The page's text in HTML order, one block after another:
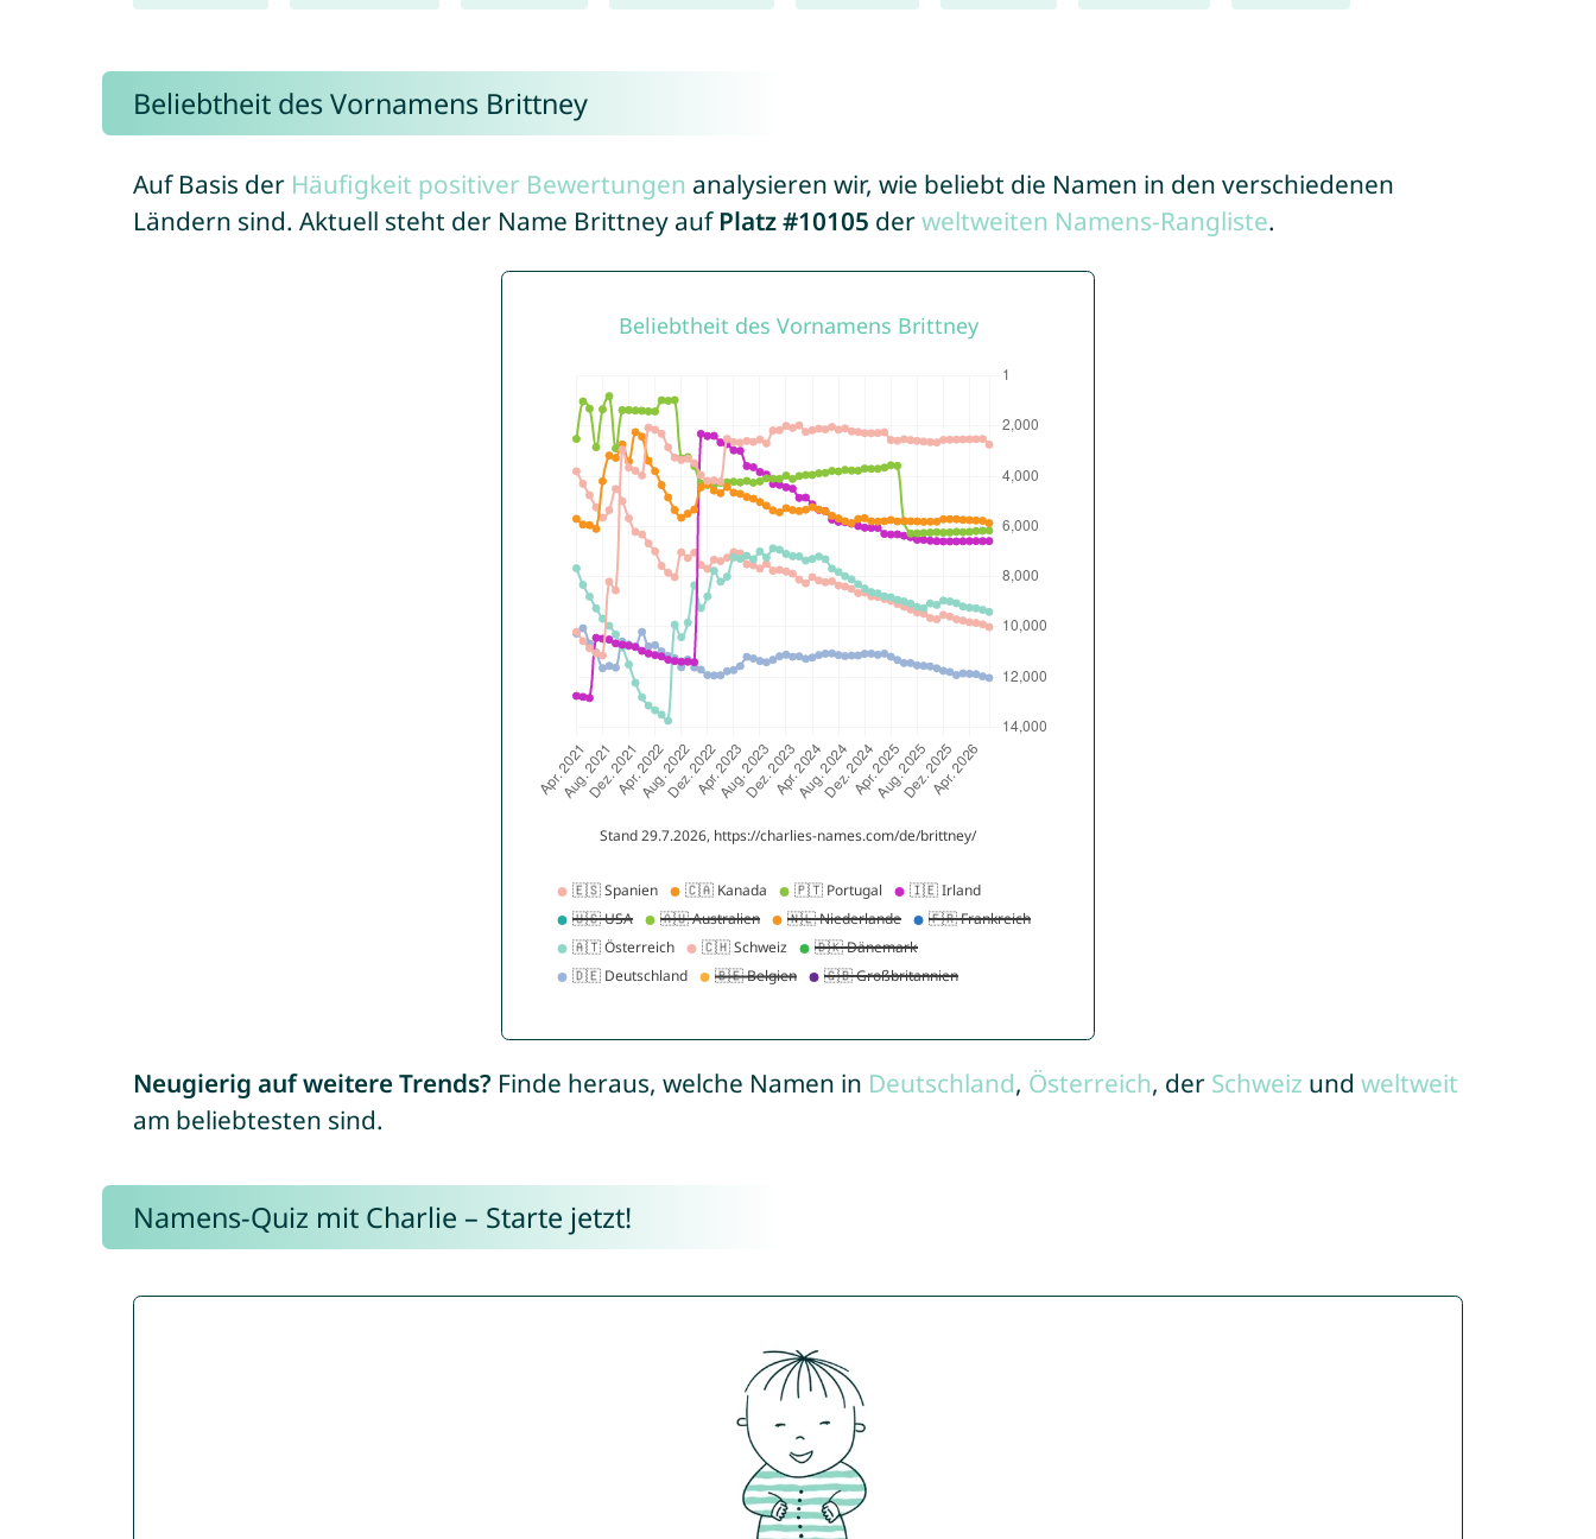
Beliebtheit des Vornamens Brittney
Auf Basis der Häufigkeit positiver Bewertungen analysieren wir, wie beliebt die Namen in den verschiedenen
Ländern sind. Aktuell steht der Name Brittney auf Platz #10105 derweltweiten Namens-Rangliste.
Neugierig auf weitere Trends? Finde heraus, welche Namen in Deutschland, Österreich, der Schweiz und weltweit
am beliebtesten sind.
Namens-Quiz mit Charlie – Starte jetzt!